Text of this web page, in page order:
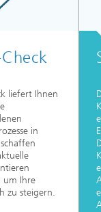
liefert Ihnen
in
um Ihre
zu steigern.